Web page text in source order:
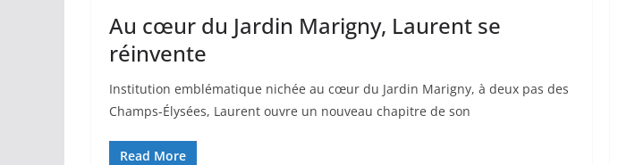
Au cœur du Jardin Marigny, Laurent se
réinvente
Institution emblématique nichée au cœur du Jardin Marigny, à deux pas des
Champs-Élysées, Laurent ouvre un nouveau chapitre de son
Read More